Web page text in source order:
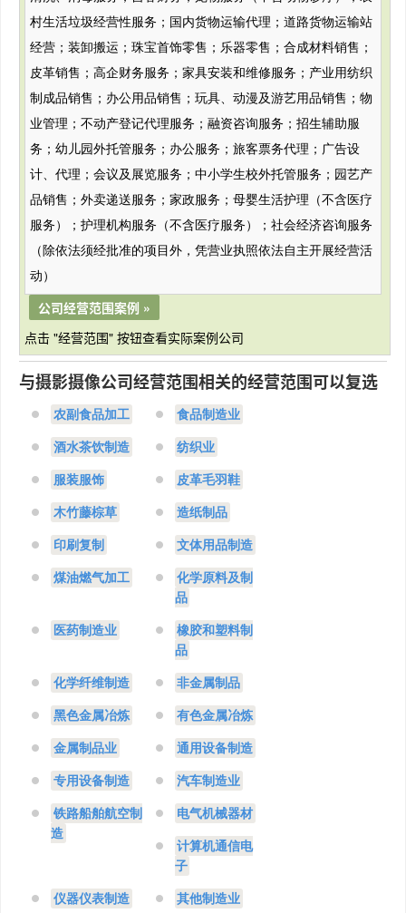
村生活垃圾经营性服务；国内货物运输代理；道路货物运输站
经营；装卸搬运；珠宝首饰零售；乐器零售；合成材料销售；
皮革销售；高企财务服务；家具安装和维修服务；产业用纺织
制成品销售；办公用品销售；玩具、动漫及游艺用品销售；物
业管理；不动产登记代理服务；融资咨询服务；招生辅助服
务；幼儿园外托管服务；办公服务；旅客票务代理；广告设
计、代理；会议及展览服务；中小学生校外托管服务；园艺产
品销售；外卖递送服务；家政服务；母婴生活护理（不含医疗
服务）；护理机构服务（不含医疗服务）；社会经济咨询服务
（除依法须经批准的项目外，凭营业执照依法自主开展经营活
动）
公司经营范围案例 »
点击 "经营范围" 按钮查看实际案例公司
与摄影摄像公司经营范围相关的经营范围可以复选
农副食品加工 食品制造业
酒水茶饮制造 纺织业
服装服饰 皮革毛羽鞋
木竹藤棕草 造纸制品
印刷复制 文体用品制造
煤油燃气加工
化学原料及制
品
医药制造业
橡胶和塑料制
品
化学纤维制造 非金属制品
黑色金属冶炼 有色金属冶炼
金属制品业 通用设备制造
专用设备制造 汽车制造业
铁路船舶航空制
造
电气机械器材
计算机通信电
子
仪器仪表制造 其他制造业